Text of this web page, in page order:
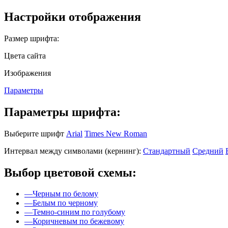
Настройки отображения
Размер шрифта:
Цвета сайта
Изображения
Параметры
Параметры шрифта:
Выберите шрифт Arial Times New Roman
Интервал между символами (кернинг): Стандартный Средний
Выбор цветовой схемы:
—Черным по белому
—Белым по черному
—Темно-синим по голубому
—Коричневым по бежевому